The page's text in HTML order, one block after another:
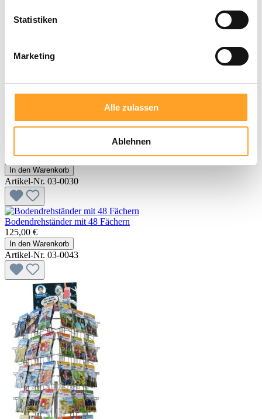
Statistiken
Marketing
Alle zulassen
Ablehnen
Download
2,50 €
In den Warenkorb
BennyBlu Treppendisplay (inkl. Kopfschild)
2,50 €
In den Warenkorb
Artikel-Nr. 03-0030
Bodendrehständer mit 48 Fächern
125,00 €
In den Warenkorb
Artikel-Nr. 03-0043